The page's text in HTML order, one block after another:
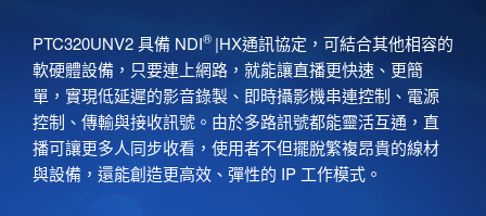
PTC320UNV2 具備 NDI® |HX通訊協定，可結合其他相容的
軟硬體設備，只要連上網路，就能讓直播更快速、更簡
單，實現低延遲的影音錄製、即時攝影機串連控制、電源
控制、傳輸與接收訊號。由於多路訊號都能靈活互通，直
播可讓更多人同步收看，使用者不但擺脫繁複昂貴的線材
與設備，還能創造更高效、彈性的 IP 工作模式。